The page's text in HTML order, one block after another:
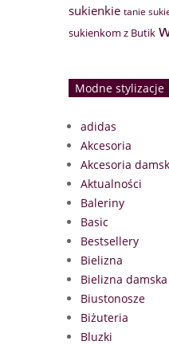
sukienkie tanie
sukienkom z Butik
Modne stylizacje
adidas
Akcesoria
Akcesoria
Aktualności
Baleriny
Basic
Bestsellery
Bielizna
Bielizna damska
Biustonosze
Biżuteria
Bluzki